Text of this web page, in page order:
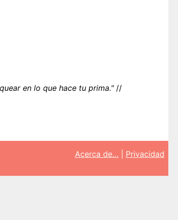
en lo que hace tu prima."//
Acerca de… Privacidad